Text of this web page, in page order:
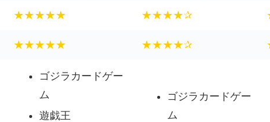
★★★★★ ★★★★✰
★★★★★ ★★★★✰
ゴジラカードゲー
ム
遊戯王
ゴジラカードゲー
ム